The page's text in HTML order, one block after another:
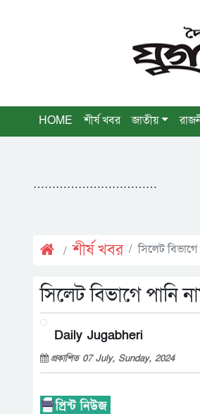
HOME শীর্ষ খবর জাতীয়
……………………………
শীর্ষ খবর সিলেট
সিলেট বিভাগে পানি
Daily Jugabheri
প্রকাশিত 07 July, Sunday, 2024